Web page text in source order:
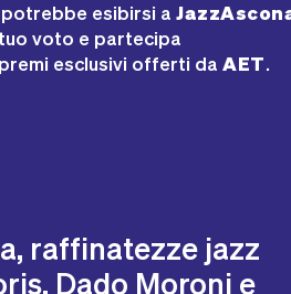
potrebbe esibirsi a
voto e partecipa
esclusivi offerti daAET.
raffinatezze jazz
Dado Moroni e